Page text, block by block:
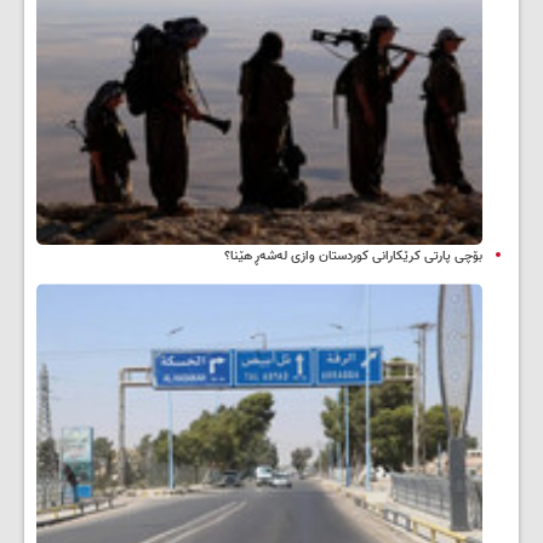
بۆچی پارتی کرێکارانی کوردستان وازی لەشەڕ هێنا؟